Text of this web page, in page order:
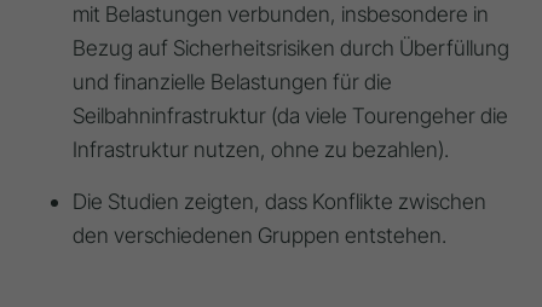
mit Belastungen verbunden, insbesondere in
Bezug auf Sicherheitsrisiken durch Überfüllung
und finanzielle Belastungen für die
Seilbahninfrastruktur (da viele Tourengeher die
Infrastruktur nutzen, ohne zu bezahlen).
Die Studien zeigten, dass Konflikte zwischen
den verschiedenen Gruppen entstehen.